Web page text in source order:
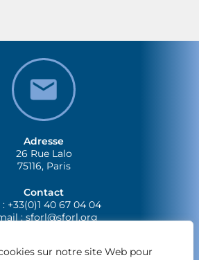
sur notre site Web pour
Adresse
26 Rue Lalo
75116, Paris
Contact
: +33(0)1 40 67 04 04
:sforl@sforl.org